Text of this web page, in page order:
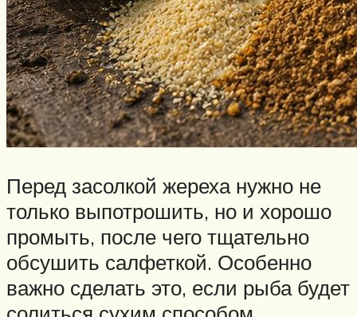
Перед засолкой жереха нужно не
только выпотрошить, но и хорошо
промыть, после чего тщательно
обсушить салфеткой. Особенно
важно сделать это, если рыба будет